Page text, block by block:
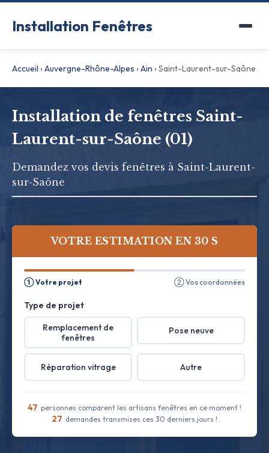
Installation Fenêtres
Accueil ›Auvergne-Rhône-Alpes ›Ain ›Saint-Laurent-sur-Saône
Installation de fenêtres Saint-
Laurent-sur-Saône (01)
Demandez vos devis fenêtres à Saint-Laurent-
sur-Saône
VOTRE ESTIMATION EN 30 S
① Votre projet ② Vos coordonnées
Type de projet
Remplacement de
fenêtres
Pose neuve
Réparation vitrage Autre
47 personnes comparent les artisans fenêtres en ce moment !
27 demandes transmises ces 30 derniers jours !